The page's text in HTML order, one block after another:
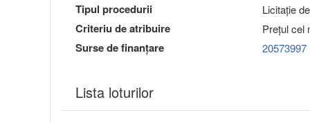
Tipul procedurii Licitație
Criteriu de atribuire Preţul cel
Surse de finanțare 20573997
Lista loturilor